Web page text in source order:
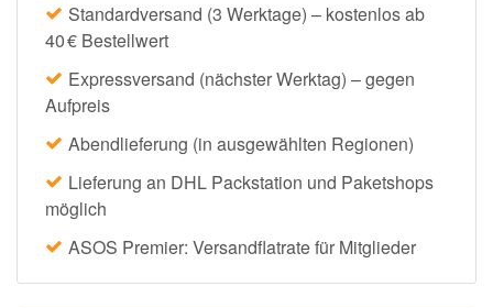
Standardversand (3 Werktage) – kostenlos ab
40 € Bestellwert
Expressversand (nächster Werktag) – gegen
Aufpreis
Abendlieferung (in ausgewählten Regionen)
Lieferung an DHL Packstation und Paketshops
möglich
ASOS Premier: Versandflatrate für Mitglieder